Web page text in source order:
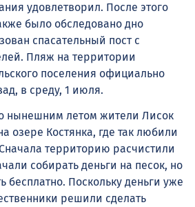
удовлетворил. После этого
было обследовано дно
спасательный пост с
Пляж на территории
поселения официально
в среду, 1 июля.
нынешним летом жители Лисок
озере Костянка, где так любили
территорию расчистили
собирать деньги на песок, но
бесплатно. Поскольку деньги уже
решили сделать